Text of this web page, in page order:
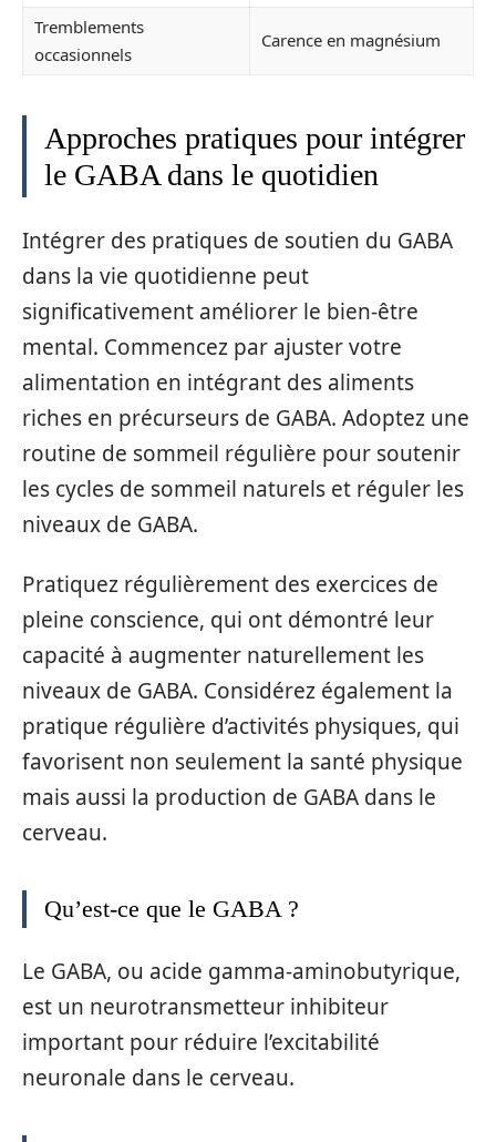
Tremblements
occasionnels
Carence en magnésium
Approches pratiques pour intégrer
le GABA dans le quotidien
Intégrer des pratiques de soutien du GABA
dans la vie quotidienne peut
significativement améliorer le bien-être
mental. Commencez par ajuster votre
alimentation en intégrant des aliments
riches en précurseurs de GABA. Adoptez une
routine de sommeil régulière pour soutenir
les cycles de sommeil naturels et réguler les
niveaux de GABA.
Pratiquez régulièrement des exercices de
pleine conscience, qui ont démontré leur
capacité à augmenter naturellement les
niveaux de GABA. Considérez également la
pratique régulière d’activités physiques, qui
favorisent non seulement la santé physique
mais aussi la production de GABA dans le
cerveau.
Qu’est-ce que le GABA ?
Le GABA, ou acide gamma-aminobutyrique,
est un neurotransmetteur inhibiteur
important pour réduire l’excitabilité
neuronale dans le cerveau.